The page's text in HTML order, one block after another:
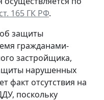
ст. 165 ГК РФ.
защиты
гражданами-
застройщика,
нарушенных
факт отсутствия на
поскольку